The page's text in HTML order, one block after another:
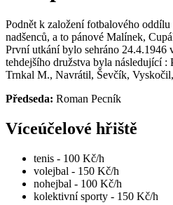
Podnět k založení fotbalového
nadšenců, a to pánové Malínek,
První utkání bylo sehráno 24.4.1946
tehdejšího družstva byla následující
Trnkal M., Navrátil, Ševčík,
Předseda: Roman Pecník
Víceúčelové hřiště
tenis - 100 Kč/h
volejbal - 150 Kč/h
nohejbal - 100 Kč/h
kolektivní sporty - 150 Kč/h